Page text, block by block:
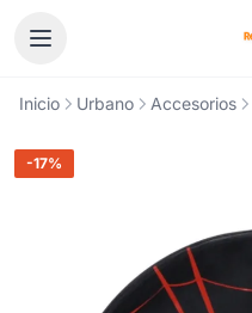
Inicio Urbano Accesorios
-17%